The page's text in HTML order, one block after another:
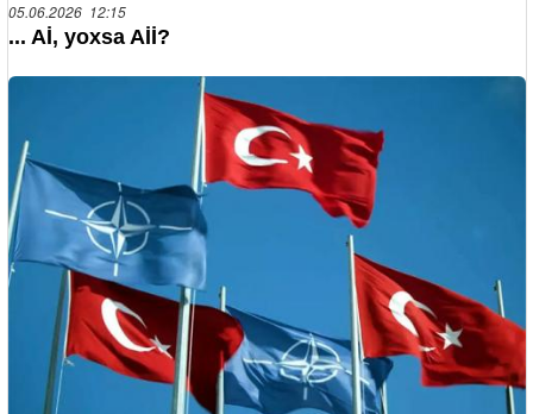
05.06.2026 12:15
... Aİ, yoxsa Aİİ?